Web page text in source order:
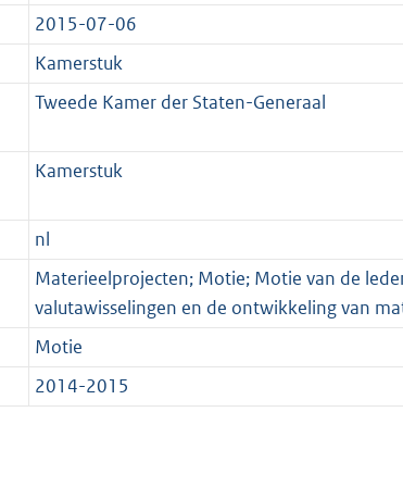
2015-07-06
Kamerstuk
Tweede Kamer der Staten-Generaal
Kamerstuk
nl
Materieelprojecten; Motie; Motie van de
valutawisselingen en de ontwikkeling van
Motie
2014-2015